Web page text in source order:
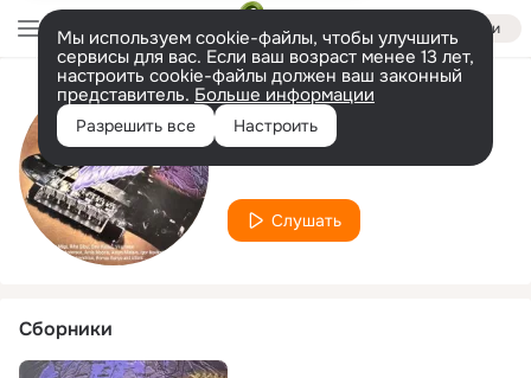
Войти
Мы используем cookie-файлы, чтобы улучшить
сервисы для вас. Если ваш возраст менее 13 лет,
настроить cookie-файлы должен ваш законный
представитель. Больше информации
Разрешить все Настроить
Исполнитель
Villu Veski
Слушать
Сборники